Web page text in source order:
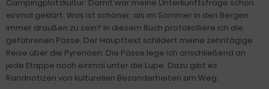
Campingplatzkultur. Damit war meine Unterkunftsfrage schon
einmal geklärt. Was ist schöner, als im Sommer in den Bergen
immer draußen zu sein? In diesem Buch protokolliere ich die
gefahrenen Pässe. Der Haupttext schildert meine zehntägige
Reise über die Pyrenäen. Die Pässe lege ich anschließend an
jede Etappe noch einmal unter die Lupe. Dazu gibt es
Randnotizen von kulturellen Besonderheiten am Weg.